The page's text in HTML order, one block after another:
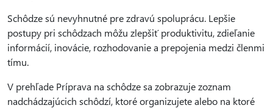
Schôdze sú nevyhnutné pre zdravú spoluprácu. Lepšie
postupy pri schôdzach môžu zlepšiť produktivitu, zdieľanie
informácií, inovácie, rozhodovanie a prepojenia medzi členmi
tímu.
V prehľade Príprava na schôdze sa zobrazuje zoznam
nadchádzajúcich schôdzí, ktoré organizujete alebo na ktoré